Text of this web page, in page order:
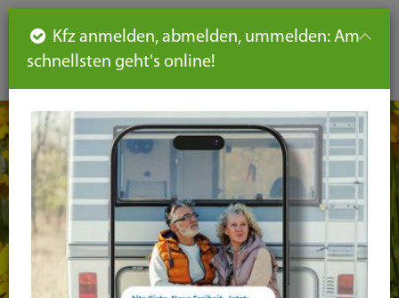
DE
Seiteninhalt
Hauptnavigation
Seitennavigation
leichte
Sprache
Kfz anmelden, abmelden, ummelden: Am
schnellsten geht's online!